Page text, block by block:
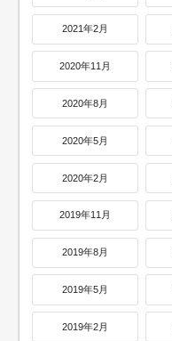
2021年2月
2020年11月
2020年8月
2020年5月
2020年2月
2019年11月
2019年8月
2019年5月
2019年2月